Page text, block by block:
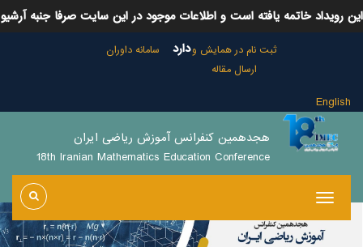
این رویداد خاتمه یافته است و اطلاعات موجود در این سایت صرفا جنبه آرشیو
داردثبت نام در همایش و
ارسال مقاله
سامانه داوران
English
هجدهمین کنفرانس آموزش ریاضی ایران
18th Iranian Mathematics Education Conference